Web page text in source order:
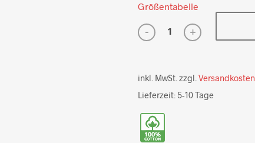
Größentabelle
inkl. MwSt. zzgl. Versandkosten
Lieferzeit:5-10 Tage